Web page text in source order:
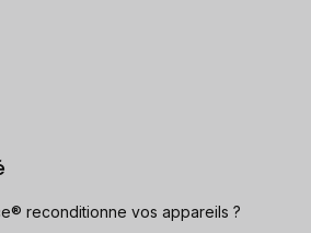
reconditionne vos appareils ?